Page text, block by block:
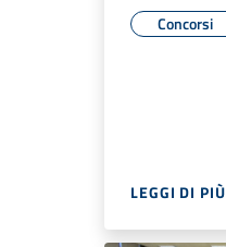
Concorsi
LEGGI DI PIÙ